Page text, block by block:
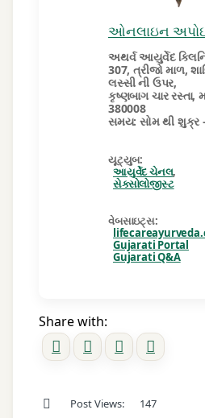
ઓનલાઇન
અથર્વ આયુર્વેદ
307, ત્રીજો માળ,
લસ્સી ની ઉપર,
કૃષ્ણબાગ ચાર રસ્તા,
380008
સમય: સોમ થી શુક્ર
યૂટ્યુબ:
આયુર્વેદ ચેનલ,
સેક્સોલોજીસ્ટ
વેબસાઇટ્સ:
Gujarati Portal
Gujarati Q&A
Share with:
Post Views: 147